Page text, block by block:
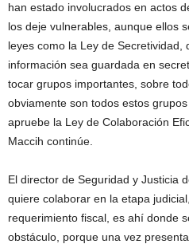
han estado involucrados en actos
los deje vulnerables, aunque ellos
leyes como la Ley de Secretividad,
información sea guardada en
tocar grupos importantes, sobre
obviamente son todos estos
apruebe la Ley de Colaboración
Maccih continúe.
El director de Seguridad y Justicia
quiere colaborar en la etapa
requerimiento fiscal, es ahí donde
obstáculo, porque una vez